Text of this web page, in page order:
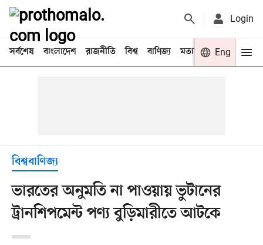
Login
সর্বশেষ বাংলাদেশ রাজনীতি বিশ্ব বাণিজ্য মতামত খেলা
Eng
বিশ্ববাণিজ্য
ভারতের অনুমতি না পাওয়ায় ভুটানের
ট্রানশিপমেন্ট পণ্য বুড়িমারীতে আটকে